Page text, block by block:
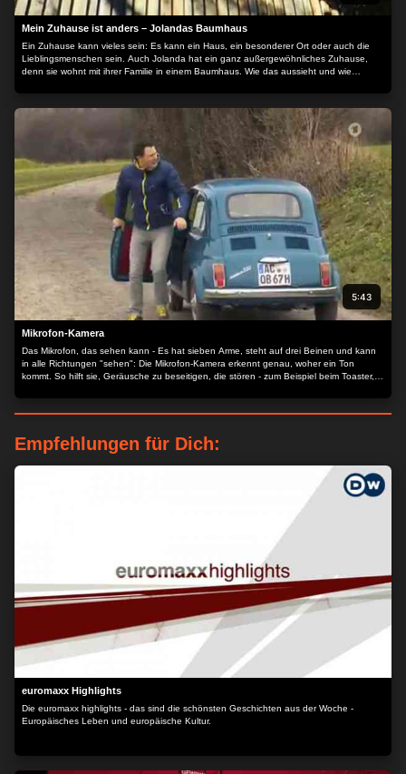
Mein Zuhause ist anders – Jolandas Baumhaus
Ein Zuhause kann vieles sein: Es kann ein Haus, ein besonderer Ort oder auch die
Lieblingsmenschen sein. Auch Jolanda hat ein ganz außergewöhnliches Zuhause,
denn sie wohnt mit ihrer Familie in einem Baumhaus. Wie das aussieht und wie
gedacht, dass oben zwischen den Baumkronen sogar eine Kuh lebt?!
5:43
Mikrofon-Kamera
Das Mikrofon, das sehen kann - Es hat sieben Arme, steht auf drei Beinen und kann
in alle Richtungen "sehen": Die Mikrofon-Kamera erkennt genau, woher ein Ton
kommt. So hilft sie, Geräusche zu beseitigen, die stören - zum Beispiel beim Toaster,
Empfehlungen für Dich:
euromaxx Highlights
Die euromaxx highlights - das sind die schönsten Geschichten aus der Woche -
Europäisches Leben und europäische Kultur.